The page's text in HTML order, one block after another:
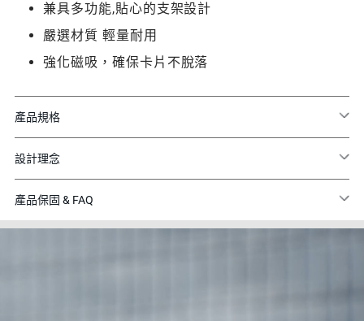
兼具多功能,貼心的支架設計
嚴選材質 輕量耐用
強化磁吸，確保卡片不脫落
產品規格
設計理念
產品保固 & FAQ